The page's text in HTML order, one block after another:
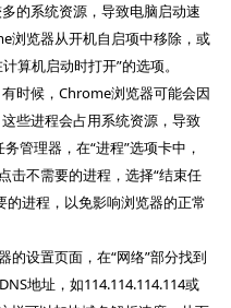
的系统资源，导致电脑启动速
浏览器从开机自启项中移除，或
算机启动时打开”的选项。
时候，Chrome浏览器可能会因
些进程会占用系统资源，导致
管理器，在“进程”选项卡中，
击不需要的进程，选择“结束任
的进程，以免影响浏览器的正常
的设置页面，在“网络”部分找到
地址，如114.114.114.114或